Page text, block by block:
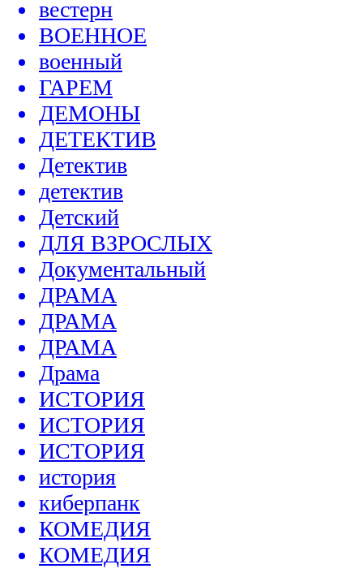
вестерн
ВОЕННОЕ
военный
ГАРЕМ
ДЕМОНЫ
ДЕТЕКТИВ
Детектив
детектив
Детский
ДЛЯ ВЗРОСЛЫХ
Документальный
ДРАМА
ДРАМА
ДРАМА
Драма
ИСТОРИЯ
ИСТОРИЯ
ИСТОРИЯ
история
киберпанк
КОМЕДИЯ
КОМЕДИЯ